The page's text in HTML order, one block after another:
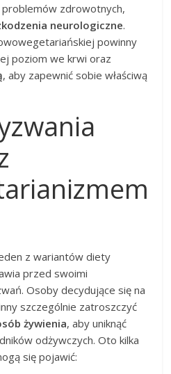
zdrowotnych,
neurologiczne.
powinny
poziom we krwi oraz
, aby zapewnić sobie właściwą
z wariantów diety
przed swoimi
Osoby decydujące się na
szczególnie zatroszczyć
żywienia, aby uniknąć
odżywczych. Oto kilka
się pojawić: